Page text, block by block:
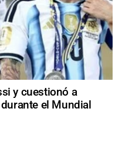
y cuestionó a
el Mundial